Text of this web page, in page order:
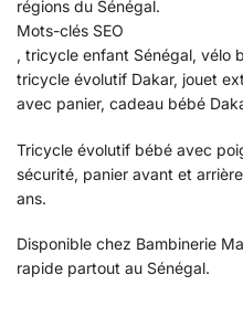
régions du Sénégal.
Mots-clés SEO
, tricycle enfant Sénégal, vélo
tricycle évolutif Dakar, jouet
avec panier, cadeau bébé
Tricycle évolutif bébé avec
sécurité, panier avant et
ans.
Disponible chez Bambinerie
rapide partout au Sénégal.